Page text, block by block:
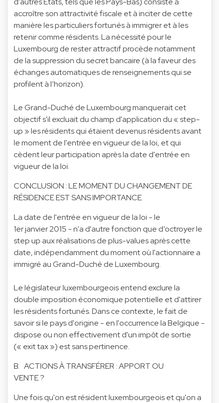
accroître son attractivité fiscale et à inciter de cette
manière les particuliers fortunés à immigrer et à les
retenir comme résidents. La nécessité pour le
Luxembourg de rester attractif procède notamment
de la suppression du secret bancaire (à la faveur des
échanges automatiques de renseignements qui se
profilent à l’horizon).
Le Grand-Duché de Luxembourg manquerait cet
objectif s'il excluait du champ d'application du « step-
up » les résidents qui étaient devenus résidents avant
le moment de l'entrée en vigueur de la loi, et qui
cèdent leur participation après la date d'entrée en
vigueur de la loi.
CONCLUSION : LE MOMENT DU CHANGEMENT DE
RÉSIDENCE EST SANS IMPORTANCE
La date de l'entrée en vigueur de la loi - le
1er janvier 2015 - n'a d'autre fonction que d’octroyer le
step up aux réalisations de plus-values après cette
date, indépendamment du moment où l'actionnaire a
immigré au Grand-Duché de Luxembourg.
Le législateur luxembourgeois entend exclure la
double imposition économique potentielle et d'attirer
les résidents fortunés. Dans ce contexte, le fait de
savoir si le pays d'origine - en l'occurrence la Belgique -
dispose ou non effectivement d'un impôt de sortie
(« exit tax ») est sans pertinence.
B. ACTIONS À TRANSFÉRER : APPORT OU
VENTE ?
Une fois qu'on est résident luxembourgeois et qu'on a